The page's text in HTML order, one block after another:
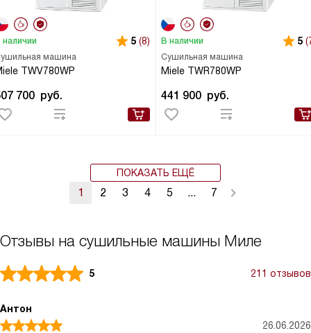
машина
TWV780WP
наличии 5 (8)
700 руб.
Сушильная машина
Miele TWR780WP
В наличии 5
441 900 руб.
ПОКАЗАТЬ ЕЩЁ
1 2 3 4 5 ... 7
Отзывы на сушильные машины Миле
5 211 отзывов
Антон
26.06.2026